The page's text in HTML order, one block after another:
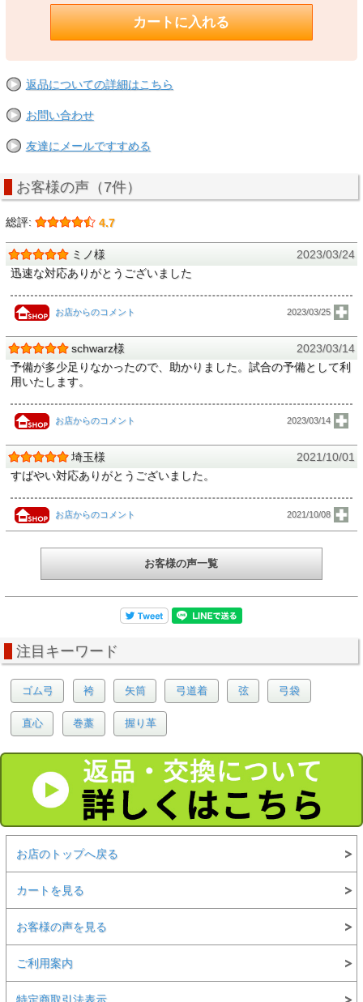
返品についての詳細はこちら
お問い合わせ
友達にメールですすめる
お客様の声（7件）
総評: 4.7
ミノ様
2023/03/24
迅速な対応ありがとうございました
お店からのコメント 2023/03/25
schwarz様
2023/03/14
予備が多少足りなかったので、助かりました。試合の予備として利
用いたします。
お店からのコメント 2023/03/14
埼玉様
2021/10/01
すばやい対応ありがとうございました。
お店からのコメント 2021/10/08
お客様の声一覧
注目キーワード
ゴム弓 袴 矢筒 弓道着 弦 弓袋
直心 巻藁 握り革
お店のトップへ戻る
カートを見る
お客様の声を見る
ご利用案内